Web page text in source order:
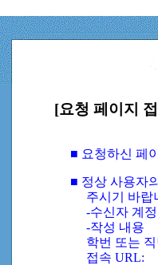
[요청 페이지
■ 요청하신 페
■ 정상 사용자
주시기 바랍
-수신자 계정
-작성 내용
학번 또는
접속 URL: